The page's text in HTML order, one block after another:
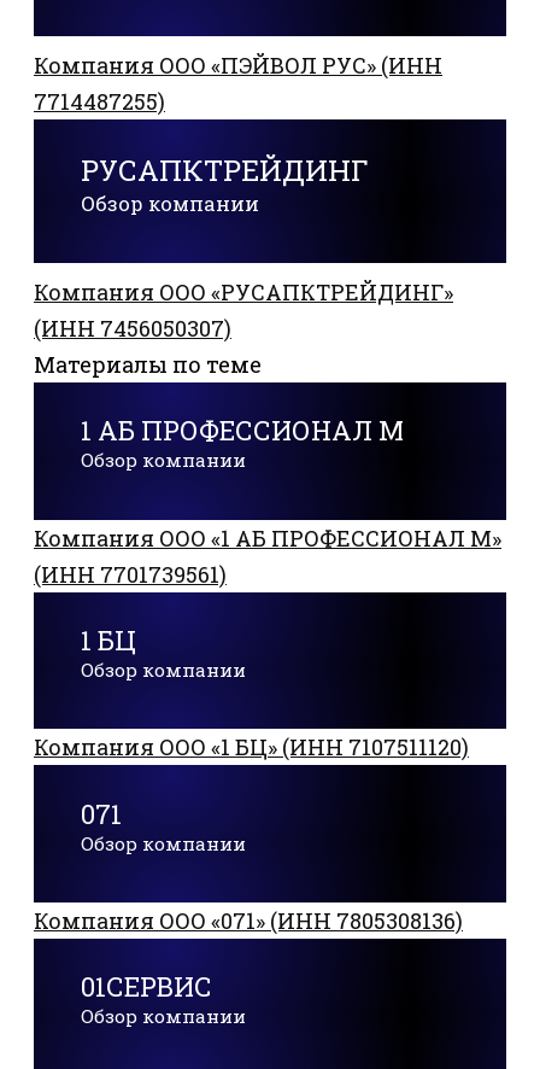
Компания ООО «ПЭЙВОЛ РУС» (ИНН
7714487255)
РУСАПКТРЕЙДИНГ
Обзор компании
Компания ООО «РУСАПКТРЕЙДИНГ»
(ИНН 7456050307)
Материалы по теме
1 АБ ПРОФЕССИОНАЛ М
Обзор компании
Компания ООО «1 АБ ПРОФЕССИОНАЛ М»
(ИНН 7701739561)
1 БЦ
Обзор компании
Компания ООО «1 БЦ» (ИНН 7107511120)
071
Обзор компании
Компания ООО «071» (ИНН 7805308136)
01СЕРВИС
Обзор компании